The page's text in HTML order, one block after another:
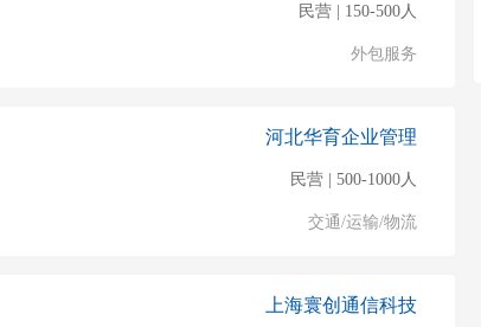
民营 | 150-500人
外包服务
河北华育企业管理
民营 | 500-1000人
交通/运输/物流
上海寰创通信科技